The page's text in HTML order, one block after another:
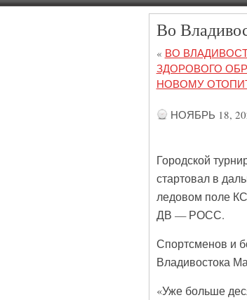
Во
« ВО
ЗДОРОВОГО
НОВОМУ
НОЯБРЬ 18,
Городской
стартовал в
ледовом поле
ДВ — РОСС.
Спортсменов и
Владивостока
«Уже больше